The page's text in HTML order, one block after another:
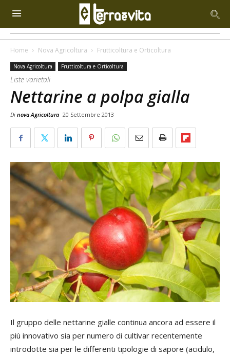
Home Nova Agricoltura Frutticoltura e Orticoltura
Nova Agricoltura Frutticoltura e Orticoltura
Liste varietali
Nettarine a polpa gialla
Di nova Agricoltura 20 Settembre 2013
Il gruppo delle nettarine gialle continua ancora ad essere il
più innovativo sia per numero di cultivar recentemente
introdotte sia per le differenti tipologie di sapore (acidulo,